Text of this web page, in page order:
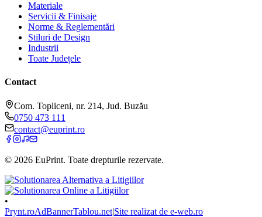
Materiale
Servicii & Finisaje
Norme & Reglementări
Stiluri de Design
Industrii
Toate Județele
Contact
Com. Topliceni, nr. 214, Jud. Buzău
0750 473 111
contact@euprint.ro
© 2026 EuPrint. Toate drepturile rezervate.
•
Prynt.roAdBannerTablou.net|Site realizat de e-web.ro